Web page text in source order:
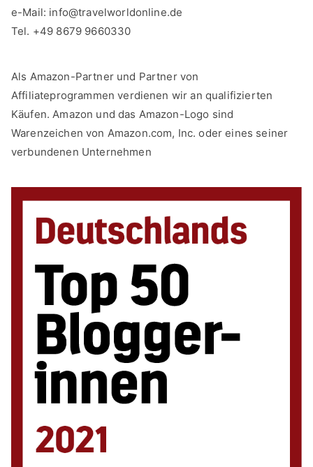
e-Mail: info@travelworldonline.de
Tel. +49 8679 9660330
Als Amazon-Partner und Partner von
Affiliateprogrammen verdienen wir an qualifizierten
Käufen. Amazon und das Amazon-Logo sind
Warenzeichen von Amazon.com, Inc. oder eines seiner
verbundenen Unternehmen